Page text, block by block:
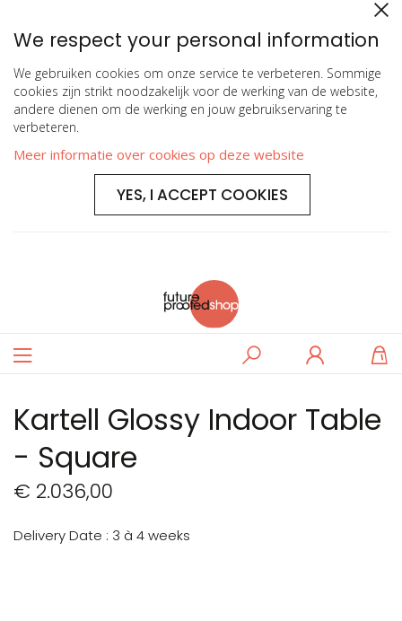
We respect your personal information
We gebruiken cookies om onze service te verbeteren. Sommige
cookies zijn strikt noodzakelijk voor de werking van de website,
andere dienen om de werking en jouw gebruikservaring te
verbeteren.
Meer informatie over cookies op deze website
YES, I ACCEPT COOKIES
Toggle
Zoeken
Kartell Glossy Indoor Table
- Square
€ 2.036,00
Delivery Date 3 à 4 weeks